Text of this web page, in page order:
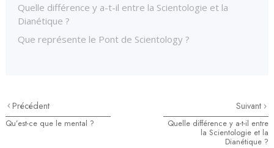
Quelle différence y a-t-il entre la Scientologie et la
Dianétique ?
Que représente le Pont de Scientology ?
Précédent
Qu’est-ce que le mental ?
Suivant
Quelle différence y a-t-il entre
la Scientologie et la
Dianétique ?